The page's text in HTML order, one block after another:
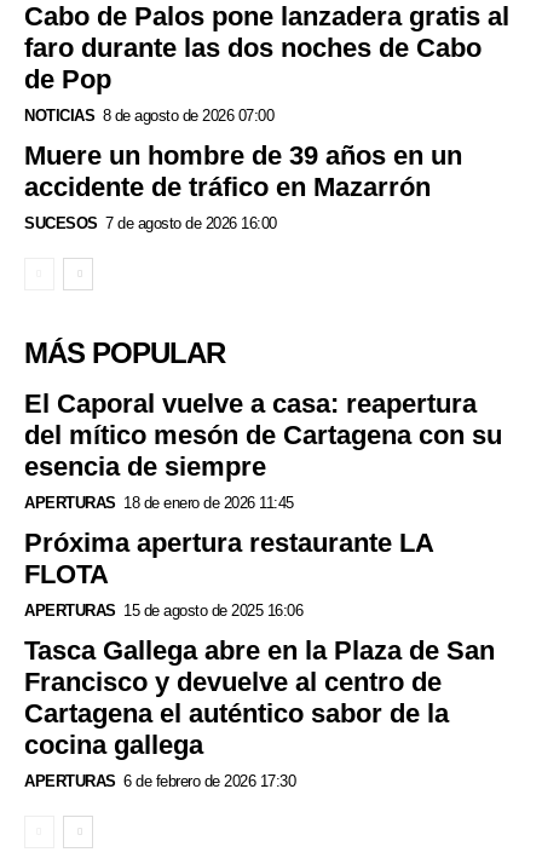
Cabo de Palos pone lanzadera gratis al
faro durante las dos noches de Cabo
de Pop
NOTICIAS 8 de agosto de 2026 07:00
Muere un hombre de 39 años en un
accidente de tráfico en Mazarrón
SUCESOS 7 de agosto de 2026 16:00
MÁS POPULAR
El Caporal vuelve a casa: reapertura
del mítico mesón de Cartagena con su
esencia de siempre
APERTURAS 18 de enero de 2026 11:45
Próxima apertura restaurante LA
FLOTA
APERTURAS 15 de agosto de 2025 16:06
Tasca Gallega abre en la Plaza de San
Francisco y devuelve al centro de
Cartagena el auténtico sabor de la
cocina gallega
APERTURAS 6 de febrero de 2026 17:30